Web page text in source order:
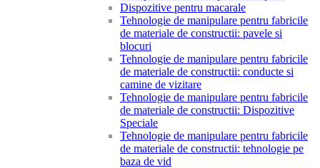
Dispozitive pentru macarale
Tehnologie de manipulare pentru fabricile
de materiale de constructii: pavele si
blocuri
Tehnologie de manipulare pentru fabricile
de materiale de constructii: conducte si
camine de vizitare
Tehnologie de manipulare pentru fabricile
de materiale de constructii: Dispozitive
Speciale
Tehnologie de manipulare pentru fabricile
de materiale de constructii: tehnologie pe
baza de vid